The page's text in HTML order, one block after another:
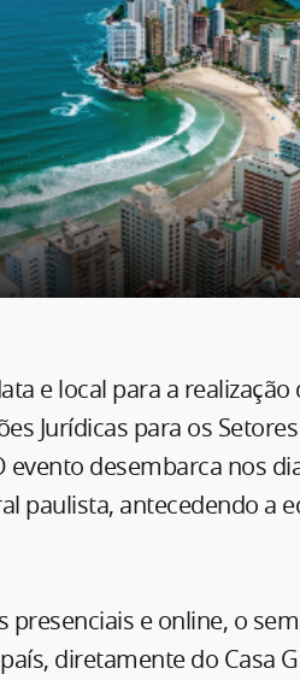
e local para a
Jurídicas para os
evento desembarca nos
paulista, antecedendo a
e online, o
diretamente do Casa